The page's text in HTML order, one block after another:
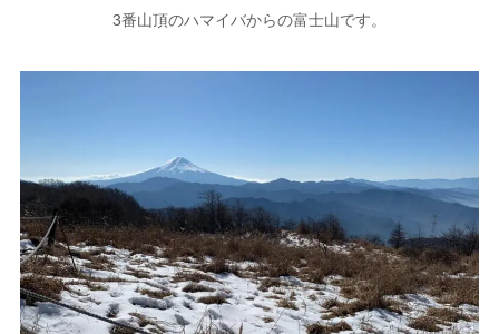
3番山頂のハマイバからの富士山です。